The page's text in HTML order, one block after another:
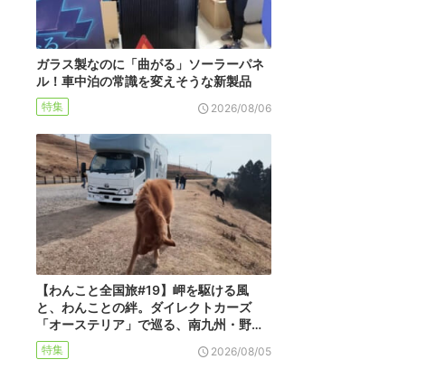
ガラス製なのに「曲がる」ソーラーパネ
ル！車中泊の常識を変えそうな新製品
特集 2026/08/06
【わんこと全国旅#19】岬を駆ける風
と、わんことの絆。ダイレクトカーズ
「オーステリア」で巡る、南九州・野…
特集 2026/08/05